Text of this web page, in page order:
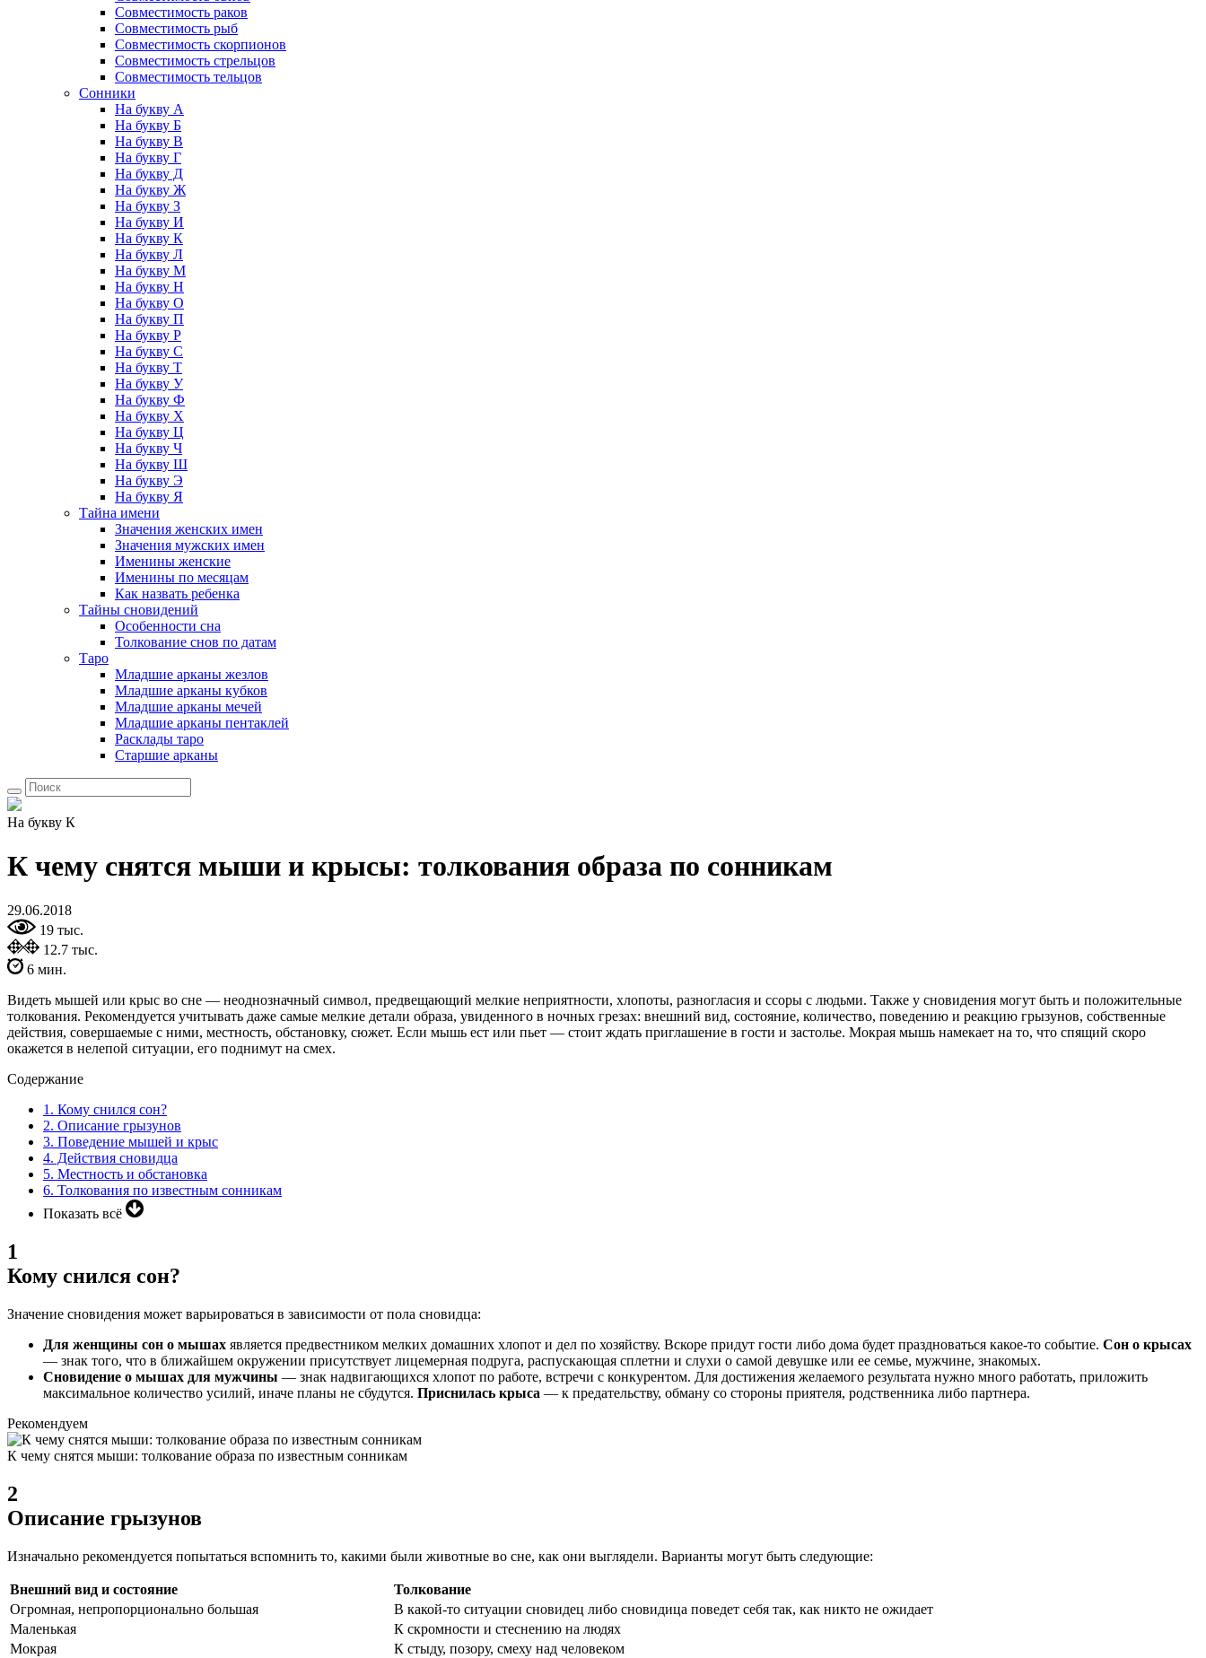
Совместимость раков
Совместимость рыб
Совместимость скорпионов
Совместимость стрельцов
Совместимость тельцов
Сонники
На букву А
На букву Б
На букву В
На букву Г
На букву Д
На букву Ж
На букву З
На букву И
На букву К
На букву Л
На букву М
На букву Н
На букву О
На букву П
На букву Р
На букву С
На букву Т
На букву У
На букву Ф
На букву Х
На букву Ц
На букву Ч
На букву Ш
На букву Э
На букву Я
Тайна имени
Значения женских имен
Значения мужских имен
Именины женские
Именины по месяцам
Как назвать ребенка
Тайны сновидений
Особенности сна
Толкование снов по датам
Таро
Младшие арканы жезлов
Младшие арканы кубков
Младшие арканы мечей
Младшие арканы пентаклей
Расклады таро
Старшие арканы
На букву К
К чему снятся мыши и крысы: толкования образа по сонникам
29.06.2018
19 тыс.
12.7 тыс.
6 мин.
Видеть мышей или крыс во сне — неоднозначный символ, предвещающий мелкие неприятности, хлопоты, разногласия и ссоры с людьми. Также у сновидения могут быть и положительные
толкования. Рекомендуется учитывать даже самые мелкие детали образа, увиденного в ночных грезах: внешний вид, состояние, количество, поведению и реакцию грызунов, собственные
действия, совершаемые с ними, местность, обстановку, сюжет. Если мышь ест или пьет — стоит ждать приглашение в гости и застолье. Мокрая мышь намекает на то, что спящий скоро
окажется в нелепой ситуации, его поднимут на смех.
Содержание
1. Кому снился сон?
2. Описание грызунов
3. Поведение мышей и крыс
4. Действия сновидца
5. Местность и обстановка
6. Толкования по известным сонникам
Показать всё
1
Кому снился сон?
Значение сновидения может варьироваться в зависимости от пола сновидца:
Для женщины сон о мышах является предвестником мелких домашних хлопот и дел по хозяйству. Вскоре придут гости либо дома будет праздноваться какое-то событие. Сон о крысах
— знак того, что в ближайшем окружении присутствует лицемерная подруга, распускающая сплетни и слухи о самой девушке или ее семье, мужчине, знакомых.
Сновидение о мышах для мужчины — знак надвигающихся хлопот по работе, встречи с конкурентом. Для достижения желаемого результата нужно много работать, приложить
максимальное количество усилий, иначе планы не сбудутся. Приснилась крыса — к предательству, обману со стороны приятеля, родственника либо партнера.
Рекомендуем
К чему снятся мыши: толкование образа по известным сонникам
2
Описание грызунов
Изначально рекомендуется попытаться вспомнить то, какими были животные во сне, как они выглядели. Варианты могут быть следующие:
Внешний вид и состояние
Толкование
Огромная, непропорционально большая
В какой-то ситуации сновидец либо сновидица поведет себя так, как никто не ожидает
Маленькая
К скромности и стеснению на людях
Мокрая
К стыду, позору, смеху над человеком